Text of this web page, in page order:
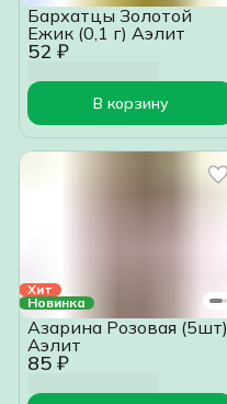
52 ₽
Бархатцы Золотой
Ежик (0,1 г) Аэлит
В корзину
Хит
Новинка
85 ₽
Азарина Розовая (5шт)
Аэлит